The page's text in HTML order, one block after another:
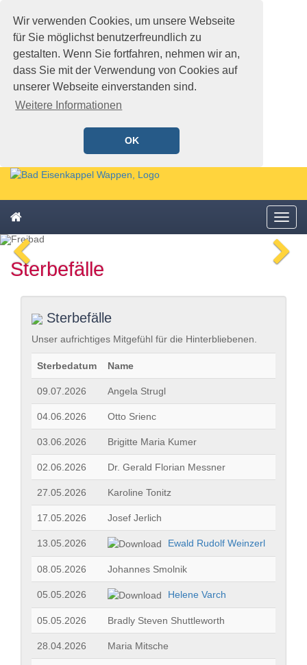
Wir verwenden Cookies, um unsere Webseite
für Sie möglichst benutzerfreundlich zu
gestalten. Wenn Sie fortfahren, nehmen wir an,
dass Sie mit der Verwendung von Cookies auf
unserer Webseite einverstanden sind.
Weitere Informationen
OK
Schnellmenü
Zur
springen,
Accesskey
Zur
Hauptnavigation
springen,
springen,
Accesskey
Kontaktseite
springen,
Accesskey
Accesskey
Schnellmenü
zurück
Menü
Bild
Zum
Schnellmenü
zurück
Sterbefälle
Sterbefälle
Unser aufrichtiges Mitgefühl für die Hinterbliebenen.
Sterbedatum Name
09.07.2026 Angela Strugl
04.06.2026 Otto Srienc
03.06.2026 Brigitte Maria Kumer
02.06.2026 Dr. Gerald Florian Messner
27.05.2026 Karoline Tonitz
17.05.2026 Josef Jerlich
13.05.2026 Ewald Rudolf Weinzerl
08.05.2026 Johannes Smolnik
05.05.2026 Helene Varch
05.05.2026 Bradly Steven Shuttleworth
28.04.2026 Maria Mitsche